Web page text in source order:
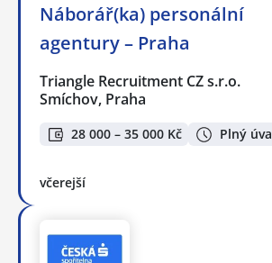
Náborář(ka) personální
agentury – Praha
Triangle Recruitment CZ s.r.o.
Smíchov, Praha
28 000 – 35 000 Kč Plný
včerejší